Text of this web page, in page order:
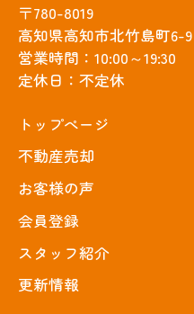
〒780-8019
高知県高知市北竹島町6-9
営業時間：10:00～19:30
定休日：不定休
トップぺージ
不動産売却
お客様の声
会員登録
スタッフ紹介
更新情報